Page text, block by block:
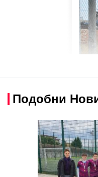
Подобни